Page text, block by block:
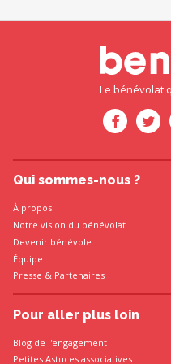
Le bénévolat
Qui sommes-nous ?
À propos
Notre vision du bénévolat
Devenir bénévole
Équipe
Presse & Partenaires
Pour aller plus loin
Blog de l'engagement
Petites Astuces associatives